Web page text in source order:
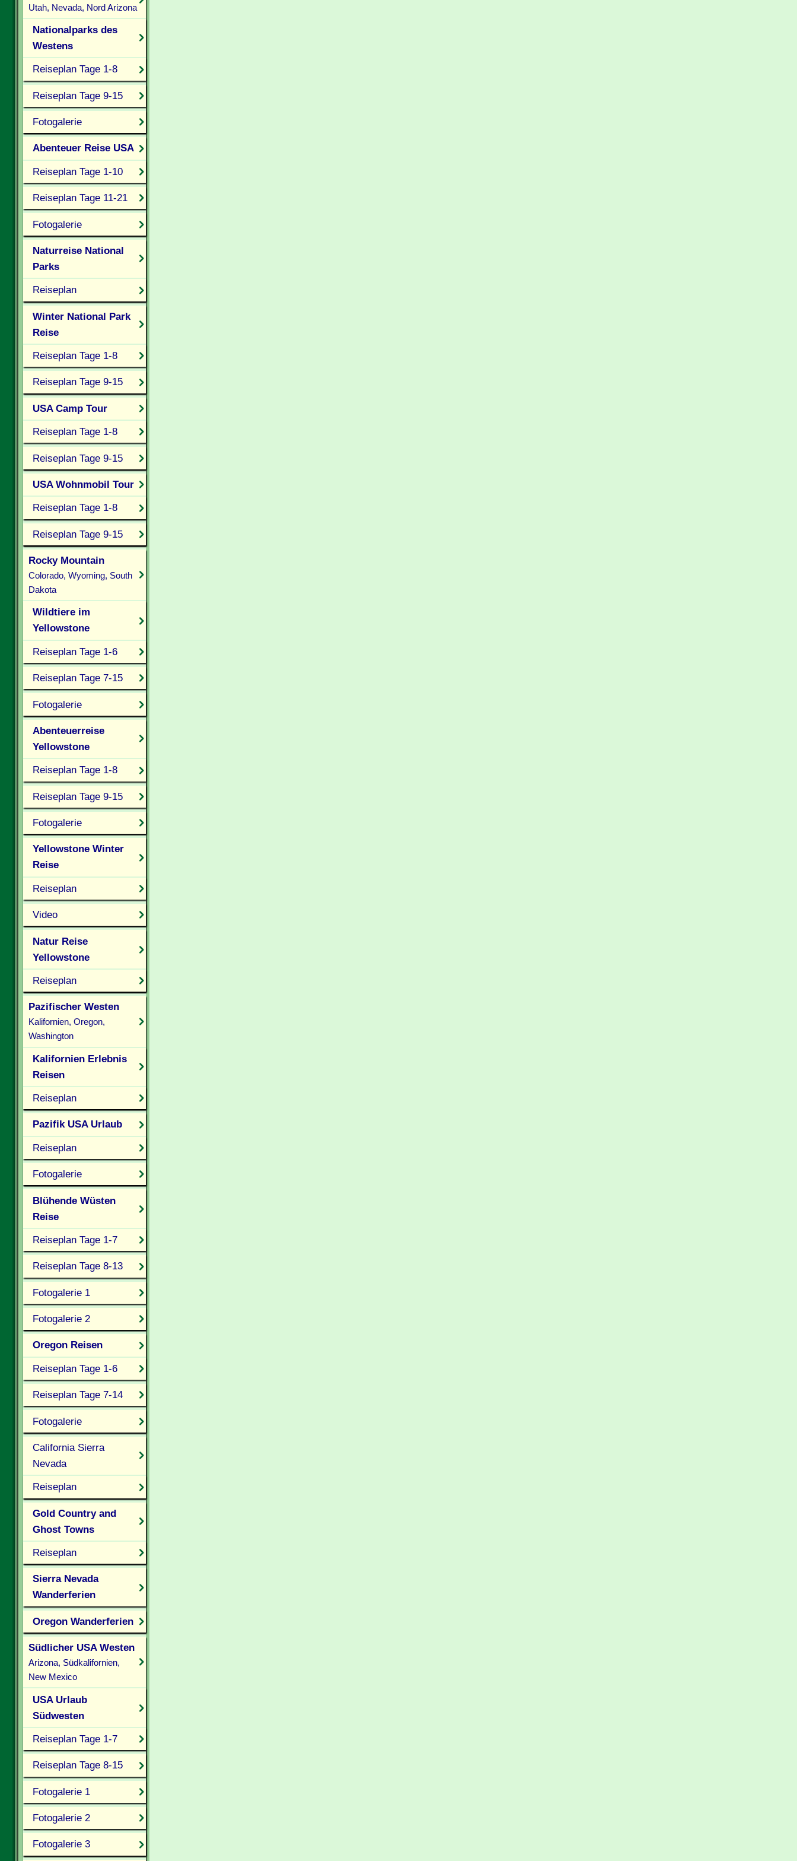
Utah, Nevada, Nord Arizona
Nationalparks des
Westens
Reiseplan Tage 1-8
Reiseplan Tage 9-15
Fotogalerie
Abenteuer Reise USA
Reiseplan Tage 1-10
Reiseplan Tage 11-21
Fotogalerie
Naturreise National
Parks
Reiseplan
Winter National Park
Reise
Reiseplan Tage 1-8
Reiseplan Tage 9-15
USA Camp Tour
Reiseplan Tage 1-8
Reiseplan Tage 9-15
USA Wohnmobil Tour
Reiseplan Tage 1-8
Reiseplan Tage 9-15
Rocky Mountain
Colorado, Wyoming, South
Dakota
Wildtiere im
Yellowstone
Reiseplan Tage 1-6
Reiseplan Tage 7-15
Fotogalerie
Abenteuerreise
Yellowstone
Reiseplan Tage 1-8
Reiseplan Tage 9-15
Fotogalerie
Yellowstone Winter
Reise
Reiseplan
Video
Natur Reise
Yellowstone
Reiseplan
Pazifischer Westen
Kalifornien, Oregon,
Washington
Kalifornien Erlebnis
Reisen
Reiseplan
Pazifik USA Urlaub
Reiseplan
Fotogalerie
Blühende Wüsten
Reise
Reiseplan Tage 1-7
Reiseplan Tage 8-13
Fotogalerie 1
Fotogalerie 2
Oregon Reisen
Reiseplan Tage 1-6
Reiseplan Tage 7-14
Fotogalerie
California Sierra
Nevada
Reiseplan
Gold Country and
Ghost Towns
Reiseplan
Sierra Nevada
Wanderferien
Oregon Wanderferien
Südlicher USA Westen
Arizona, Südkalifornien,
New Mexico
USA Urlaub
Südwesten
Reiseplan Tage 1-7
Reiseplan Tage 8-15
Fotogalerie 1
Fotogalerie 2
Fotogalerie 3